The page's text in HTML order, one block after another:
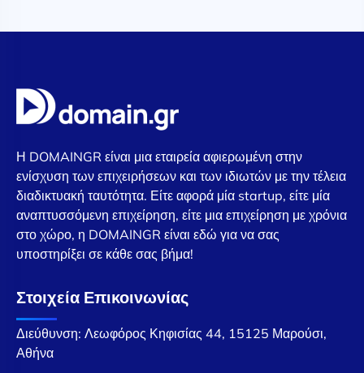
Η DOMAINGR είναι μια εταιρεία αφιερωμένη στην
ενίσχυση των επιχειρήσεων και των ιδιωτών με την τέλεια
διαδικτυακή ταυτότητα. Είτε αφορά μία startup, είτε μία
αναπτυσσόμενη επιχείρηση, είτε μια επιχείρηση με χρόνια
στο χώρο, η DOMAINGR είναι εδώ για να σας
υποστηρίξει σε κάθε σας βήμα!
Στοιχεία Επικοινωνίας
Διεύθυνση: Λεωφόρος Κηφισίας 44, 15125 Μαρούσι,
Αθήνα